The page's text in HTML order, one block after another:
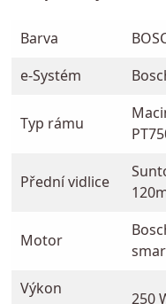
Barva
e-Systém
Typ rámu
Přední vidlice
Motor
Výkon
250